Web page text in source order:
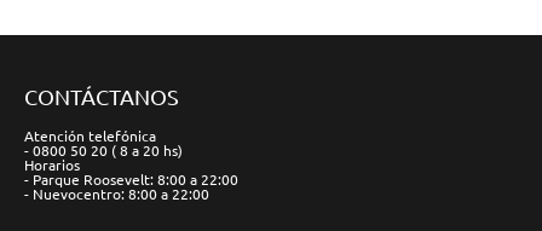
CONTÁCTANOS
Atención telefónica
- 0800 50 20 ( 8 a 20 hs)
Horarios
- Parque Roosevelt: 8:00 a 22:00
- Nuevocentro: 8:00 a 22:00